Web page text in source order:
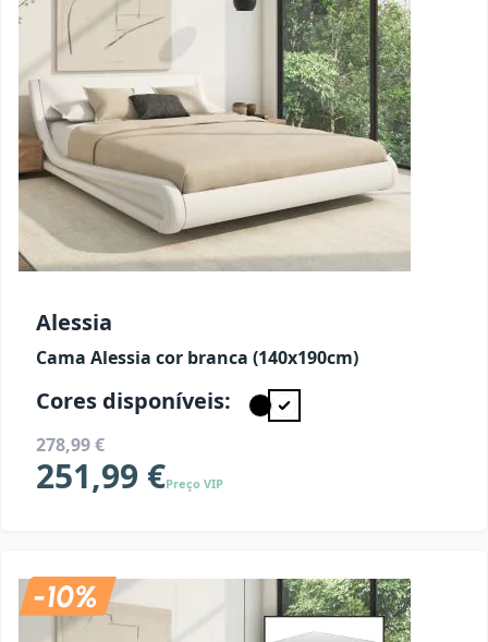
Alessia
Cama Alessia cor branca (140x190cm)
Cores disponíveis:
278,99 €
251,99 €Preço VIP